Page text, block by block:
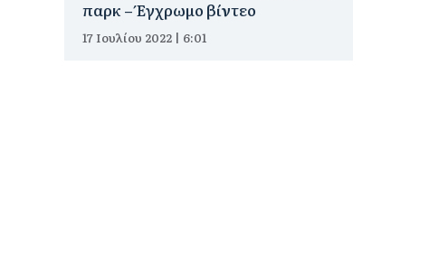
παρκ – Έγχρωμο βίντεο
17 Ιουλίου 2022 | 6:01